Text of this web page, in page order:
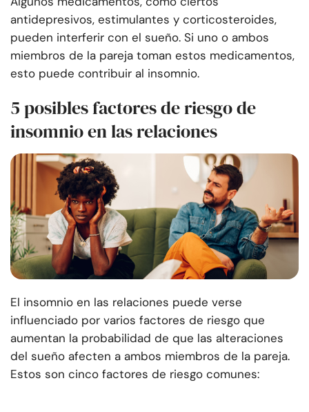
antidepresivos, estimulantes y corticosteroides,
pueden interferir con el sueño. Si uno o ambos
miembros de la pareja toman estos medicamentos,
esto puede contribuir al insomnio.
5 posibles factores de riesgo de
insomnio en las relaciones
El insomnio en las relaciones puede verse
influenciado por varios factores de riesgo que
aumentan la probabilidad de que las alteraciones
del sueño afecten a ambos miembros de la pareja.
Estos son cinco factores de riesgo comunes: